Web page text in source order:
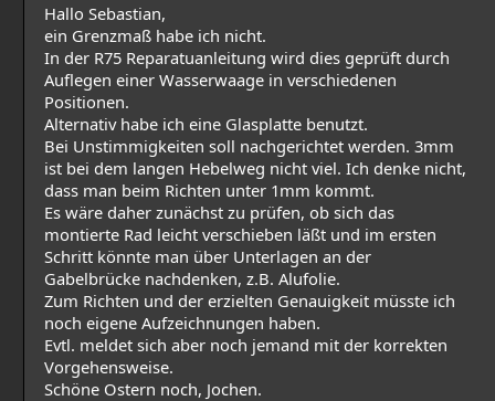
Hallo Sebastian,
ein Grenzmaß habe ich nicht.
In der R75 Reparatuanleitung wird dies geprüft durch
Auflegen einer Wasserwaage in verschiedenen
Positionen.
Alternativ habe ich eine Glasplatte benutzt.
Bei Unstimmigkeiten soll nachgerichtet werden. 3mm
ist bei dem langen Hebelweg nicht viel. Ich denke nicht,
dass man beim Richten unter 1mm kommt.
Es wäre daher zunächst zu prüfen, ob sich das
montierte Rad leicht verschieben läßt und im ersten
Schritt könnte man über Unterlagen an der
Gabelbrücke nachdenken, z.B. Alufolie.
Zum Richten und der erzielten Genauigkeit müsste ich
noch eigene Aufzeichnungen haben.
Evtl. meldet sich aber noch jemand mit der korrekten
Vorgehensweise.
Schöne Ostern noch, Jochen.